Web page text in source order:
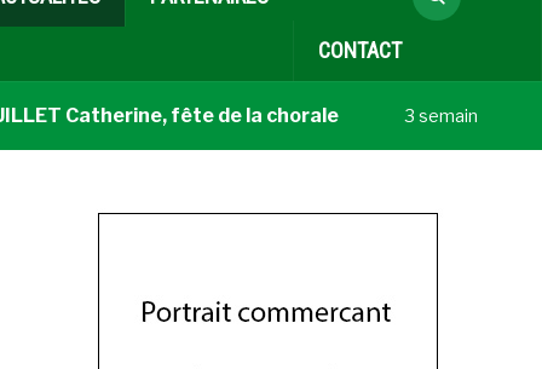
CONTACT
Catherine, fête de la chorale 3 semaines